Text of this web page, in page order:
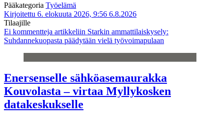
Pääkategoria Työelämä
Kirjoitettu 6. elokuuta 2026, 9:56 6.8.2026
Tilaajille
Ei kommentteja artikkeliin Starkin ammattilaiskysely:
Suhdannekuopasta päädytään vielä työvoimapulaan
Enersenselle sähköasemaurakka
Kouvolasta – virtaa Myllykosken
datakeskukselle